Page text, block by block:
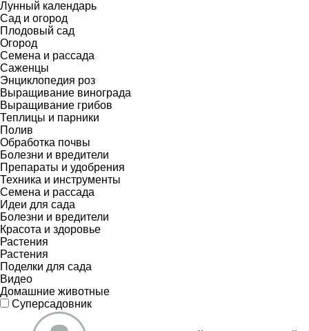
Лунный календарь
Сад и огород
Плодовый сад
Огород
Семена и рассада
Саженцы
Энциклопедия роз
Выращивание винограда
Выращивание грибов
Теплицы и парники
Полив
Обработка почвы
Болезни и вредители
Препараты и удобрения
Техника и инструменты
Семена и рассада
Идеи для сада
Болезни и вредители
Красота и здоровье
Растения
Растения
Поделки для сада
Видео
Домашние животные
Суперсадовник